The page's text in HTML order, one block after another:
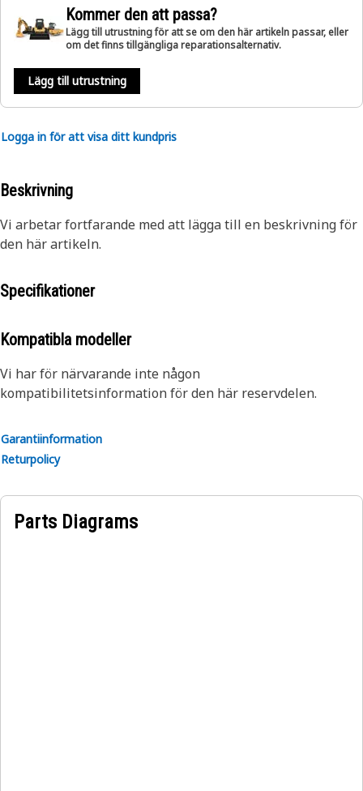
Kommer den att passa?
Lägg till utrustning för att se om den här artikeln passar, eller
om det finns tillgängliga reparationsalternativ.
Lägg till utrustning
Logga in för att visa ditt kundpris
Beskrivning
Vi arbetar fortfarande med att lägga till en beskrivning för
den här artikeln.
Specifikationer
Kompatibla modeller
Vi har för närvarande inte någon
kompatibilitetsinformation för den här reservdelen.
Garantiinformation
Returpolicy
Parts Diagrams